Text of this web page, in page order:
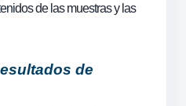
de las muestras y las
de